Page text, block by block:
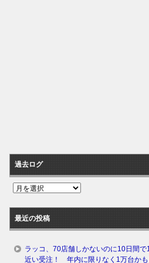
過去ログ
過
ロ
グ
最近の投稿
ラッコ、70店舗しかないのに10日間で
近い受注！ 年内に限りなく1万台かも